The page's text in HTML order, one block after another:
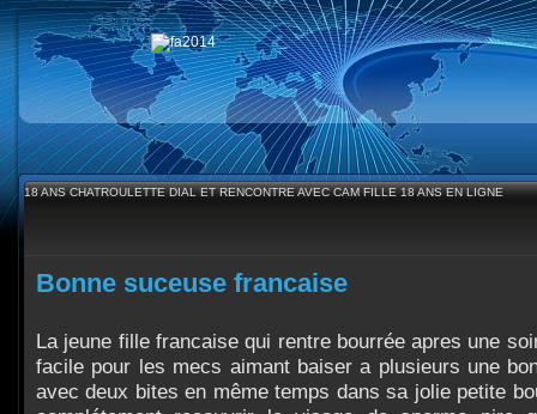
18 ANS CHATROULETTE DIAL ET RENCONTRE AVEC CAM FILLE 18 ANS EN LIGNE
Bonne suceuse francaise
La jeune fille francaise qui rentre bourrée apres une
facile pour les mecs aimant baiser a plusieurs une
avec deux bites en même temps dans sa jolie petite